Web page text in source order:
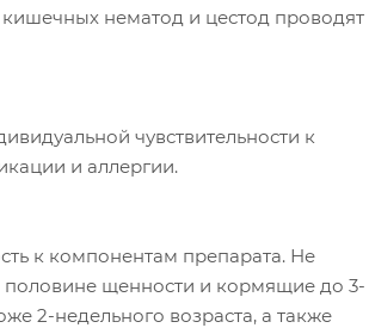
нематод и цестод проводят
чувствительности к
и аллергии.
к компонентам препарата. Не
половине щенности и кормящие до 3-
2-недельного возраста, а также